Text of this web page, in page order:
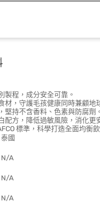
製程，成分安全可靠。
材，守護毛孩健康同時兼顧地
堅持不含香料、色素與防腐劑。
配方，降低過敏風險，消化更
標準，科學打造全面均衡飲
泰國
N/A
N/A
N/A